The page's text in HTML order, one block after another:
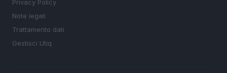
Privacy Policy
Note legali
Trattamento dati
Gestisci Utiq